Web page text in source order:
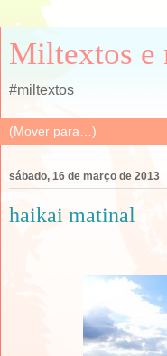
Miltextos e
#miltextos
sábado, 16 de março de 2013
haikai matinal